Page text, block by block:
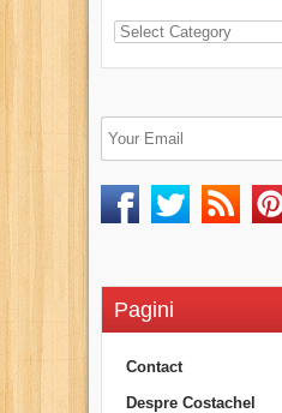
Pagini
Contact
Despre Costachel